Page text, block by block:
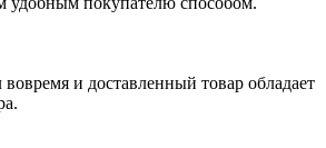
и доставленный товар обладает